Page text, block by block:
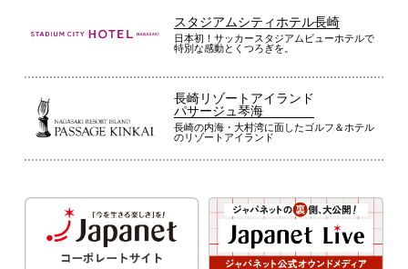
スタジアムシティホテル長崎
日本初！サッカースタジアムビューホテルで
特別な感動とくつろぎを。
長崎リゾートアイランド
パサージュ琴海
長崎の内海・大村湾に面したゴルフ＆ホテル
のリゾートアイランド